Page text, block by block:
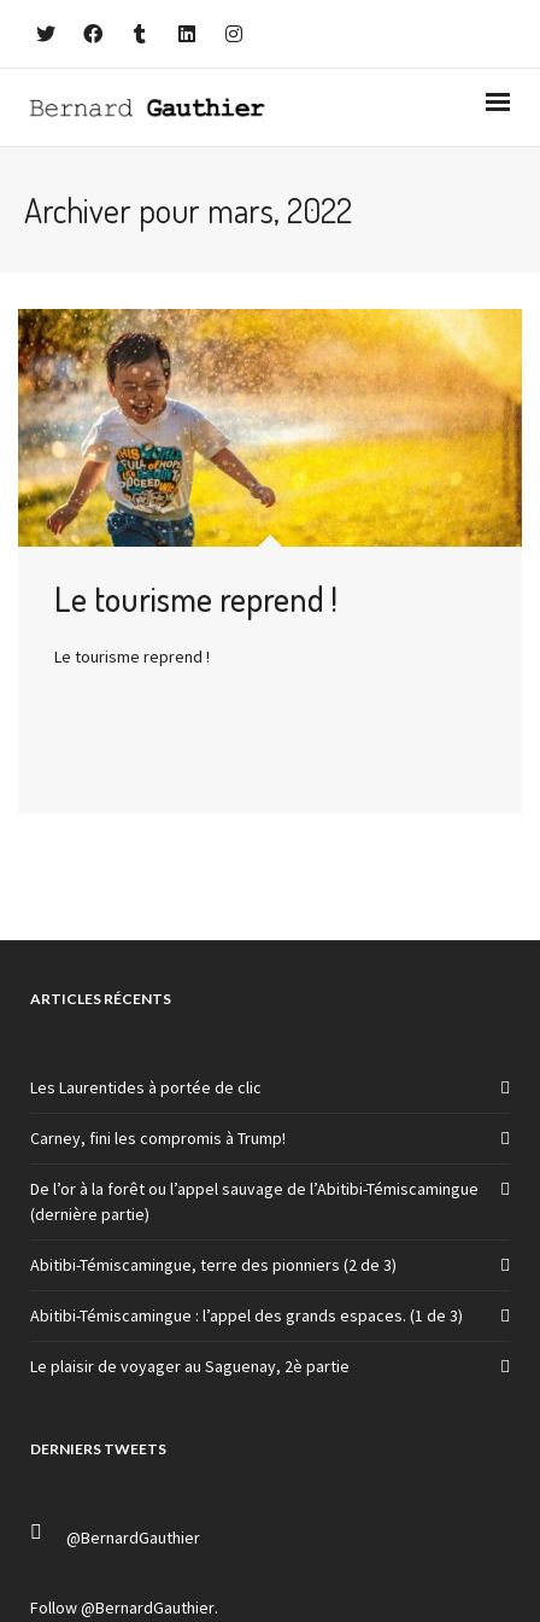
Archiver pour mars, 2022
Le tourisme reprend !
Le tourisme reprend !
ARTICLES RÉCENTS
Les Laurentides à portée de clic
Carney, fini les compromis à Trump!
De l’or à la forêt ou l’appel sauvage de l’Abitibi-Témiscamingue
(dernière partie)
Abitibi-Témiscamingue, terre des pionniers (2 de 3)
Abitibi-Témiscamingue : l’appel des grands espaces. (1 de 3)
Le plaisir de voyager au Saguenay, 2è partie
DERNIERS TWEETS
@BernardGauthier
Follow@BernardGauthier.